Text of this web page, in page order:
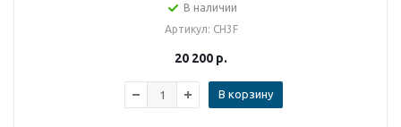
В наличии
Артикул: CH3F
20 200 р.
В корзину